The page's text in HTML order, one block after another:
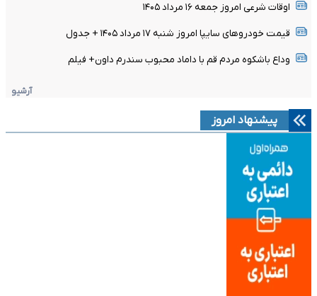
اوقات شرعی امروز جمعه ۱۶ مرداد ۱۴۰۵
قیمت خودرو‌های سایپا امروز شنبه ۱۷ مرداد ۱۴۰۵ + جدول
وداع باشکوه مردم قم با داماد محبوب سندرم داون+ فیلم
آرشیو
پیشنهاد امروز